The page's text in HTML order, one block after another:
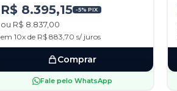
R$ 8.395,15 -5% PIX
ou R$ 8.837,00
em 10x de R$ 883,70 s/ juros
Comprar
Fale pelo WhatsApp